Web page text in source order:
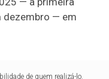
dezembro — em
de quem realizá-lo.